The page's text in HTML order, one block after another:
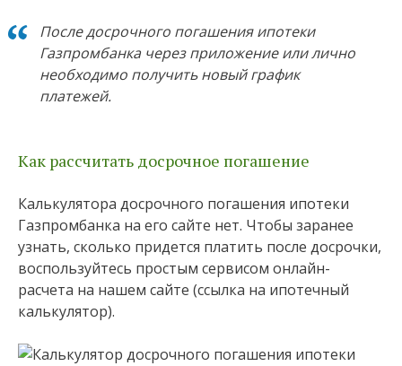
После досрочного погашения ипотеки
Газпромбанка через приложение или лично
необходимо получить новый график
платежей.
Как рассчитать досрочное погашение
Калькулятора досрочного погашения ипотеки
Газпромбанка на его сайте нет. Чтобы заранее
узнать, сколько придется платить после досрочки,
воспользуйтесь простым сервисом онлайн-
расчета на нашем сайте (ссылка на ипотечный
калькулятор).